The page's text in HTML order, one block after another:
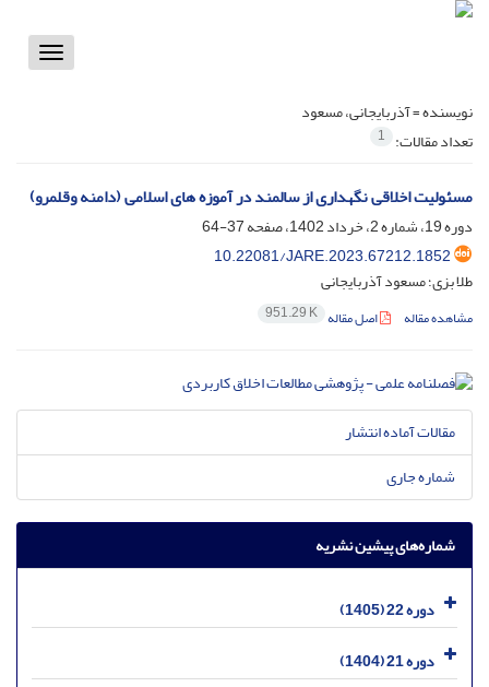
Toggle
نویسنده =آذربایجانی، مسعود
تعداد مقالات: 1
مسئولیت اخلاقی نگهداری از سالمند در آموزه های اسلامی (دامنه وقلمرو)
دوره 19، شماره 2، خرداد 1402، صفحه
37-64
10.22081/JARE.2023.67212.1852
طلا بزی؛ مسعود آذربایجانی
مشاهده مقاله اصل مقاله 951.29 K
مقالات آماده انتشار
شماره جاری
شماره‌های پیشین نشریه
دوره 22 (1405)
دوره 21 (1404)